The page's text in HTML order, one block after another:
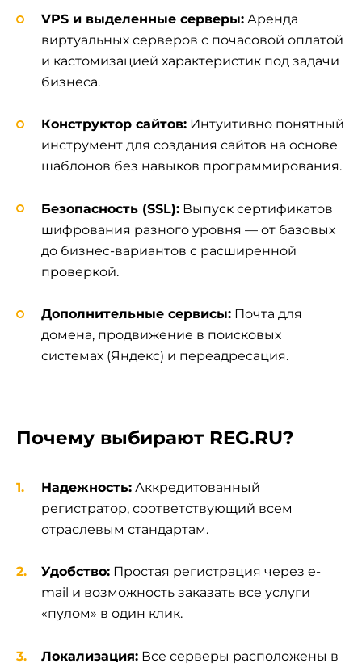
VPS и выделенные серверы: Аренда
виртуальных серверов с почасовой оплатой
и кастомизацией характеристик под задачи
бизнеса.
Конструктор сайтов: Интуитивно понятный
инструмент для создания сайтов на основе
шаблонов без навыков программирования.
Безопасность (SSL): Выпуск сертификатов
шифрования разного уровня — от базовых
до бизнес-вариантов с расширенной
проверкой.
Дополнительные сервисы: Почта для
домена, продвижение в поисковых
системах (Яндекс) и переадресация.
Почему выбирают REG.RU?
Надежность: Аккредитованный
регистратор, соответствующий всем
отраслевым стандартам.
Удобство: Простая регистрация через e-
mail и возможность заказать все услуги
«пулом» в один клик.
Локализация: Все серверы расположены в